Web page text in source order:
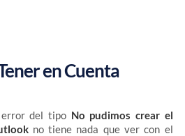
en Cuenta
del tipo No pudimos crear el
no tiene nada que ver con el